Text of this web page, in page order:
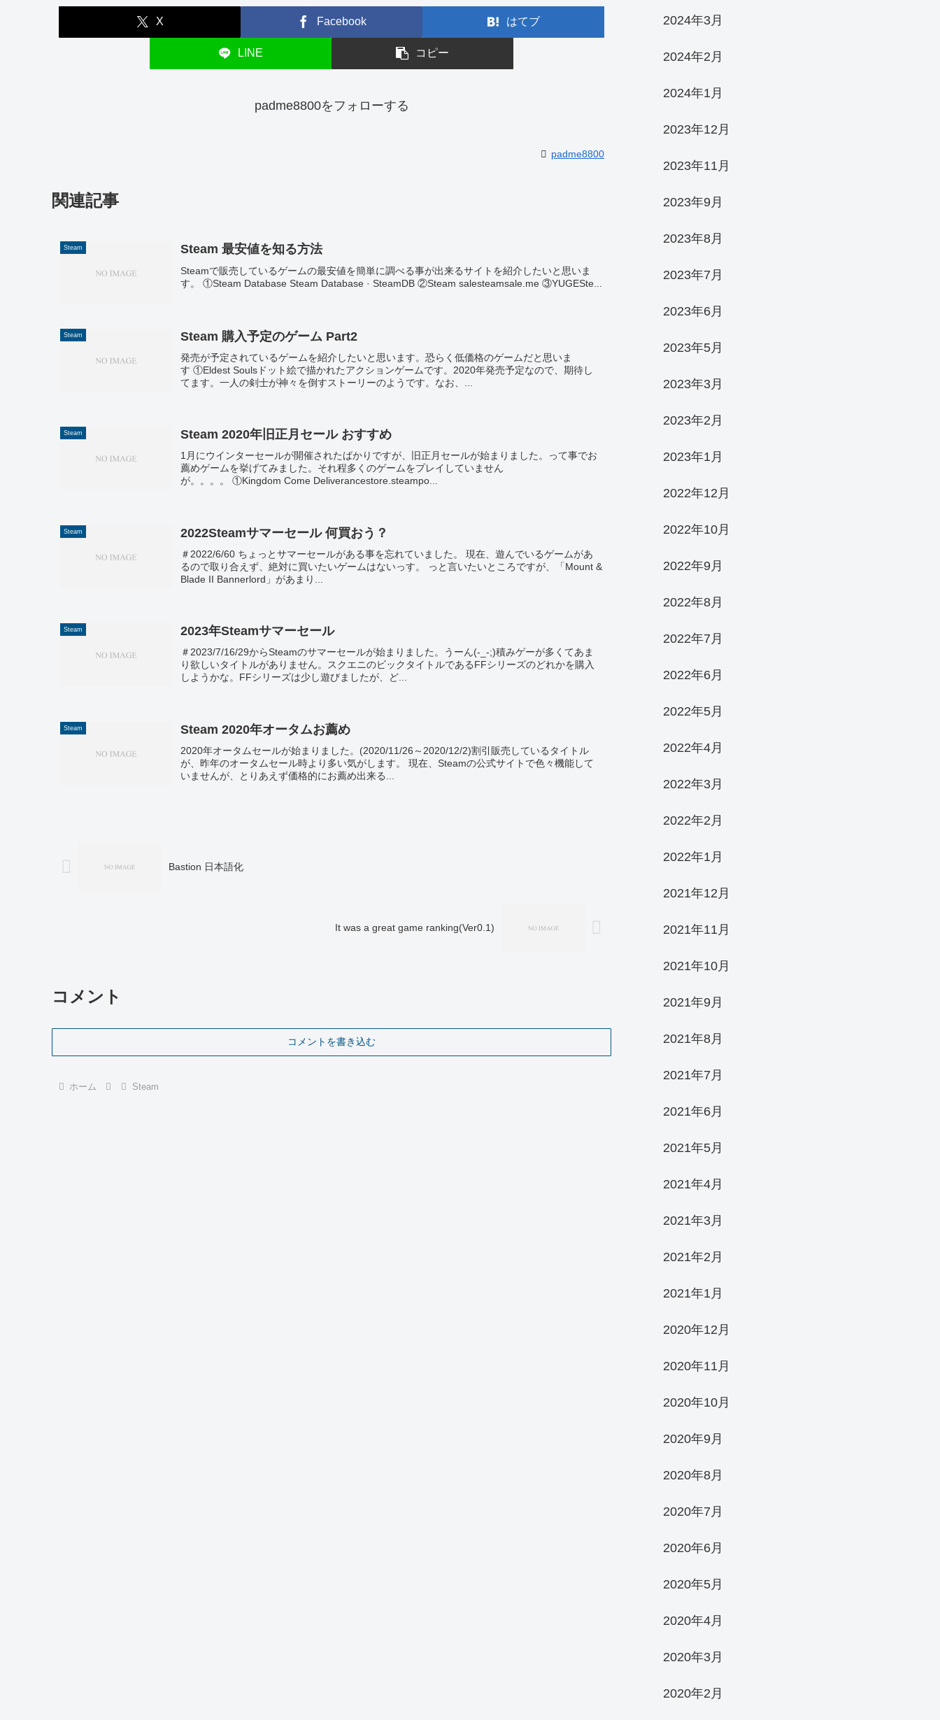
X Facebook はてブ
LINE コピー
padme8800をフォローする
padme8800
関連記事
Steam Steam 最安値を知る方法
Steamで販売しているゲームの最安値を簡単に調べる事が出来るサイトを紹介したいと思いま
す。 ①Steam Database Steam Database · SteamDB ②Steam salesteamsale.me ③YUGESte...
Steam Steam 購入予定のゲーム Part2
発売が予定されているゲームを紹介したいと思います。恐らく低価格のゲームだと思いま
す ①Eldest Soulsドット絵で描かれたアクションゲームです。2020年発売予定なので、期待し
てます。一人の剣士が神々を倒すストーリーのようです。なお、...
Steam Steam 2020年旧正月セール おすすめ
1月にウインターセールが開催されたばかりですが、旧正月セールが始まりました。って事でお
薦めゲームを挙げてみました。それ程多くのゲームをプレイしていません
が。。。。 ①Kingdom Come Deliverancestore.steampo...
Steam 2022Steamサマーセール 何買おう？
＃2022/6/60 ちょっとサマーセールがある事を忘れていました。 現在、遊んでいるゲームがあ
るので取り合えず、絶対に買いたいゲームはないっす。 っと言いたいところですが、「Mount &
Blade II Bannerlord」があまり...
Steam 2023年Steamサマーセール
＃2023/7/16/29からSteamのサマーセールが始まりました。うーん(-_-;)積みゲーが多くてあま
り欲しいタイトルがありません。スクエニのビックタイトルであるFFシリーズのどれかを購入
しようかな。FFシリーズは少し遊びましたが、ど...
Steam Steam 2020年オータムお薦め
2020年オータムセールが始まりました。(2020/11/26～2020/12/2)割引販売しているタイトル
が、昨年のオータムセール時より多い気がします。 現在、Steamの公式サイトで色々機能して
いませんが、とりあえず価格的にお薦め出来る...
Bastion 日本語化
It was a great game ranking(Ver0.1)
コメント
コメントを書き込む
ホーム Steam
2024年3月
2024年2月
2024年1月
2023年12月
2023年11月
2023年9月
2023年8月
2023年7月
2023年6月
2023年5月
2023年3月
2023年2月
2023年1月
2022年12月
2022年10月
2022年9月
2022年8月
2022年7月
2022年6月
2022年5月
2022年4月
2022年3月
2022年2月
2022年1月
2021年12月
2021年11月
2021年10月
2021年9月
2021年8月
2021年7月
2021年6月
2021年5月
2021年4月
2021年3月
2021年2月
2021年1月
2020年12月
2020年11月
2020年10月
2020年9月
2020年8月
2020年7月
2020年6月
2020年5月
2020年4月
2020年3月
2020年2月